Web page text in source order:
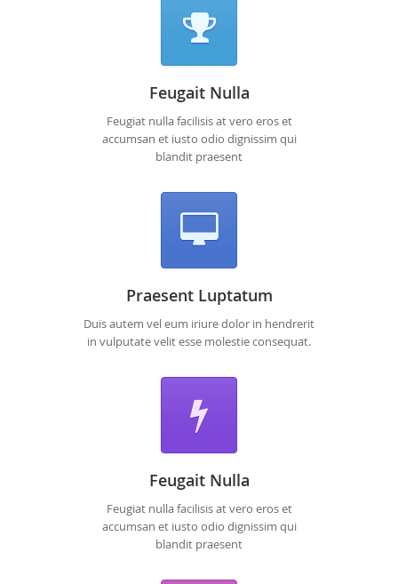
Feugait Nulla
Feugiat nulla facilisis at vero eros et
accumsan et iusto odio dignissim qui
blandit praesent
Praesent Luptatum
Duis autem vel eum iriure dolor in hendrerit
in vulputate velit esse molestie consequat.
Feugait Nulla
Feugiat nulla facilisis at vero eros et
accumsan et iusto odio dignissim qui
blandit praesent